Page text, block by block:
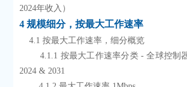
2024年收入）
4 规模细分，按最大工作速率
    4.1 按最大工作速率，细分概览
        4.1.1 按最大工作速率分类 - 全球控制器局域网（CAN）各细分市场规模
2024 & 2031